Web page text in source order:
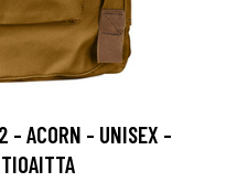
- ACORN - UNISEX -